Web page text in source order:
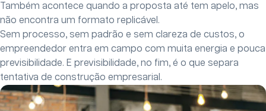
Também acontece quando a proposta até tem apelo, mas
não encontra um formato replicável.
Sem processo, sem padrão e sem clareza de custos, o
empreendedor entra em campo com muita energia e pouca
previsibilidade. E previsibilidade, no fim, é o que separa
tentativa de construção empresarial.